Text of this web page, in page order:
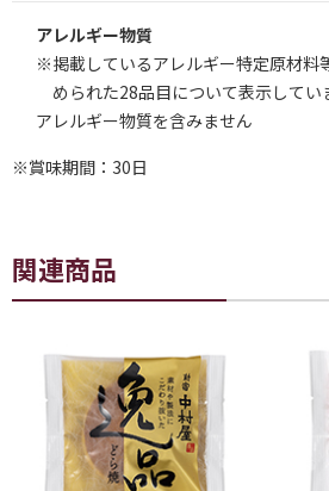
アレルギー物質
※掲載しているアレルギー特定原材料
められた28品目について表示してい
アレルギー物質を含みません
※賞味期間：30日
関連商品